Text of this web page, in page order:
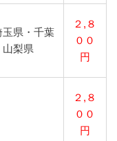
県・千葉
山梨県
２,８
００
円
２,８
００
円